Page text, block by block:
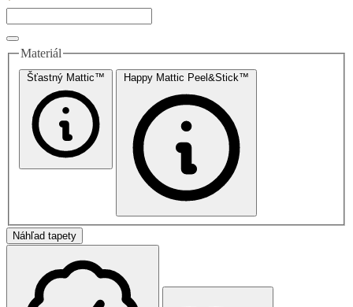
Materiál
Šťastný Mattic™ Happy Mattic Peel&Stick™
Náhľad tapety